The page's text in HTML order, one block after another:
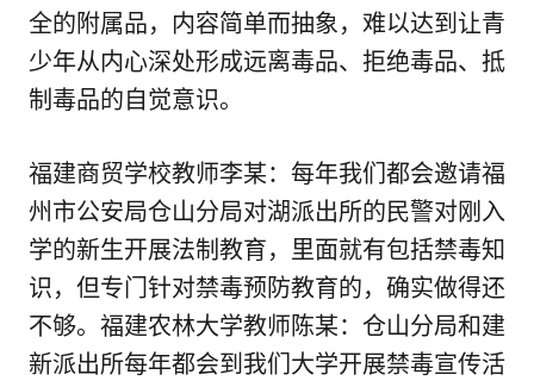
全的附属品，内容简单而抽象，难以达到让青
少年从内心深处形成远离毒品、拒绝毒品、抵
制毒品的自觉意识。
福建商贸学校教师李某：每年我们都会邀请福
州市公安局仓山分局对湖派出所的民警对刚入
学的新生开展法制教育，里面就有包括禁毒知
识，但专门针对禁毒预防教育的，确实做得还
不够。福建农林大学教师陈某：仓山分局和建
新派出所每年都会到我们大学开展禁毒宣传活